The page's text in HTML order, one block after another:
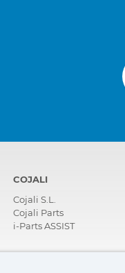
COJALI
Cojali S.L.
Cojali Parts
i-Parts ASSIST